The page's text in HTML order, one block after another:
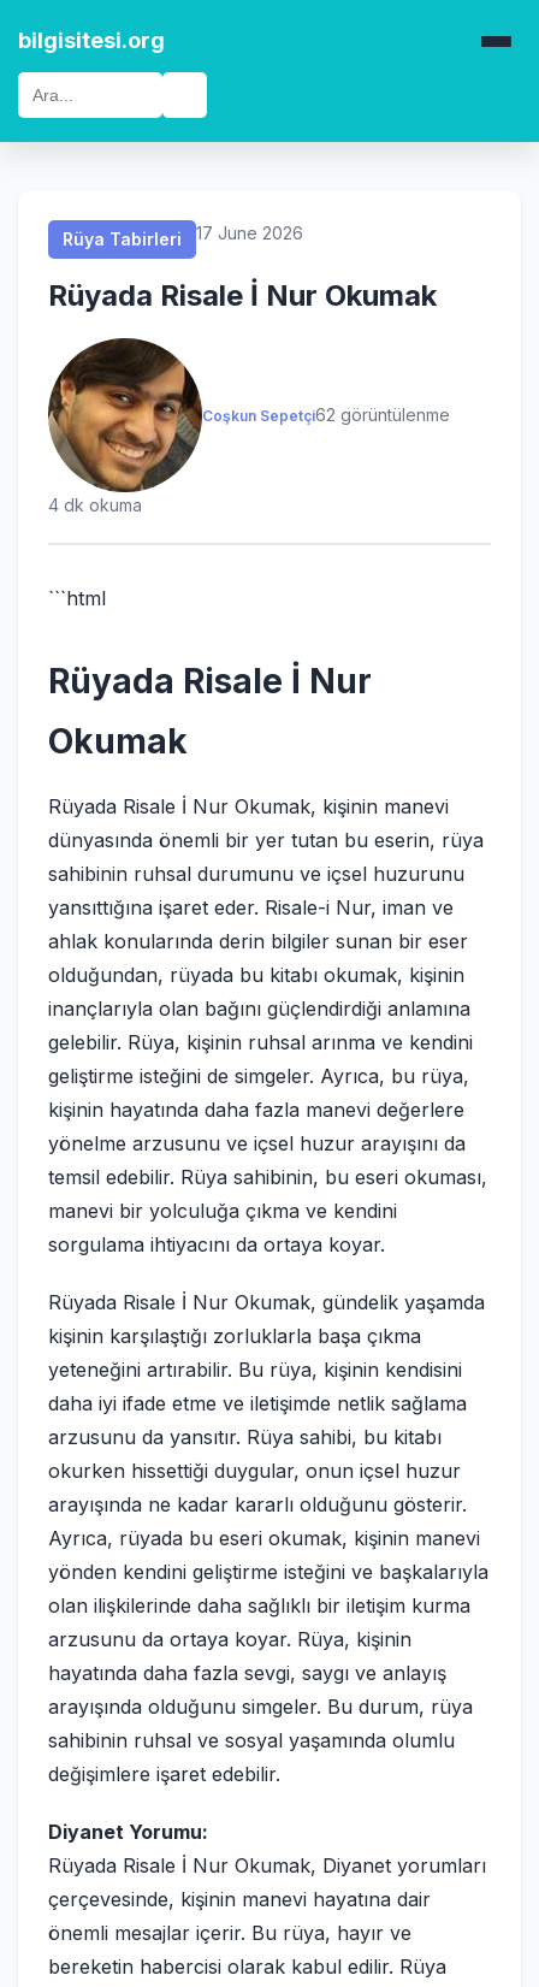
bilgisitesi.org
Rüya Tabirleri 17 June 2026
Rüyada Risale İ Nur Okumak
Coşkun Sepetçi62 görüntülenme
4 dk okuma
```html
Rüyada Risale İ Nur
Okumak
Rüyada Risale İ Nur Okumak, kişinin manevi
dünyasında önemli bir yer tutan bu eserin, rüya
sahibinin ruhsal durumunu ve içsel huzurunu
yansıttığına işaret eder. Risale-i Nur, iman ve
ahlak konularında derin bilgiler sunan bir eser
olduğundan, rüyada bu kitabı okumak, kişinin
inançlarıyla olan bağını güçlendirdiği anlamına
gelebilir. Rüya, kişinin ruhsal arınma ve kendini
geliştirme isteğini de simgeler. Ayrıca, bu rüya,
kişinin hayatında daha fazla manevi değerlere
yönelme arzusunu ve içsel huzur arayışını da
temsil edebilir. Rüya sahibinin, bu eseri okuması,
manevi bir yolculuğa çıkma ve kendini
sorgulama ihtiyacını da ortaya koyar.
Rüyada Risale İ Nur Okumak, gündelik yaşamda
kişinin karşılaştığı zorluklarla başa çıkma
yeteneğini artırabilir. Bu rüya, kişinin kendisini
daha iyi ifade etme ve iletişimde netlik sağlama
arzusunu da yansıtır. Rüya sahibi, bu kitabı
okurken hissettiği duygular, onun içsel huzur
arayışında ne kadar kararlı olduğunu gösterir.
Ayrıca, rüyada bu eseri okumak, kişinin manevi
yönden kendini geliştirme isteğini ve başkalarıyla
olan ilişkilerinde daha sağlıklı bir iletişim kurma
arzusunu da ortaya koyar. Rüya, kişinin
hayatında daha fazla sevgi, saygı ve anlayış
arayışında olduğunu simgeler. Bu durum, rüya
sahibinin ruhsal ve sosyal yaşamında olumlu
değişimlere işaret edebilir.
Diyanet Yorumu:
Rüyada Risale İ Nur Okumak, Diyanet yorumları
çerçevesinde, kişinin manevi hayatına dair
önemli mesajlar içerir. Bu rüya, hayır ve
bereketin habercisi olarak kabul edilir. Rüya
Rüya Tabirleri
Rüya Tabirleri
Rüya Tabirleri
Rüya Tabirleri